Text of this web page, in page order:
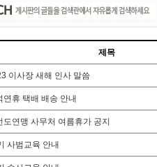
제목
이사장 새해 인사 말씀
연휴 택배 배송 안내
도연맹 사무처 여름휴가 공지
사범교육 안내